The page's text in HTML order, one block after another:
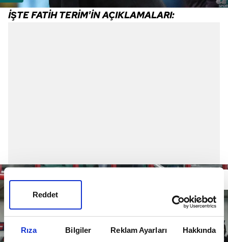
Rıza Bilgiler Reklam Ayarları Hakkında
Reddet
İŞTE FATİH TERİM'İN AÇIKLAMALARI: